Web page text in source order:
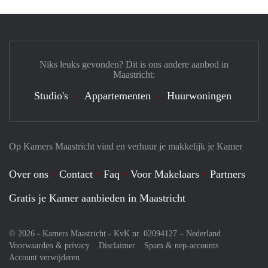
Op Kamers Maastricht vind en verhuur je makkelijk je Kamer
Over ons Contact Faq Voor Makelaars
Partners
Gratis je Kamer aanbieden in Maastricht
© 2026 - Kamers Maastricht - KvK nr. 02094127 – Nederland
Voorwaarden & privacy
Disclaimer
Spam & nep-accounts
Account verwijderen
Niks leuks gevonden? Dit is ons andere aanbod in
Maastricht:
Studio's Appartementen Huurwoningen